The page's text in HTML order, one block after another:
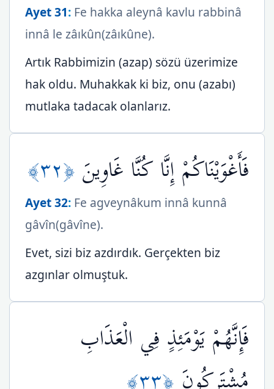
Ayet 31: Fe hakka aleynâ kavlu rabbinâ
innâ le zâıkûn(zâıkûne).
Artık Rabbimizin (azap) sözü üzerimize
hak oldu. Muhakkak ki biz, onu (azabı)
mutlaka tadacak olanlarız.
فَأَغْوَيْنَاكُمْ إِنَّا كُنَّا غَاوِينَ ﴿٣٢﴾
Ayet 32: Fe agveynâkum innâ kunnâ
gâvîn(gâvîne).
Evet, sizi biz azdırdık. Gerçekten biz
azgınlar olmuştuk.
فَإِنَّهُمْ يَوْمَئِذٍ فِي الْعَذَابِ